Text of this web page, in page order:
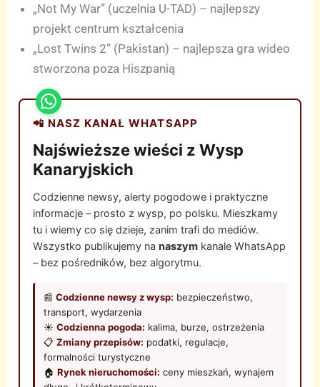
„Not My War” (uczelnia U-TAD) – najlepszy
projekt centrum kształcenia
„Lost Twins 2” (Pakistan) – najlepsza gra wideo
stworzona poza Hiszpanią
📲 NASZ KANAŁ WHATSAPP
Najświeższe wieści z Wysp
Kanaryjskich
Codzienne newsy, alerty pogodowe i praktyczne
informacje – prosto z wysp, po polsku. Mieszkamy
tu i wiemy co się dzieje, zanim trafi do mediów.
Wszystko publikujemy nanaszym kanale WhatsApp
– bez pośredników, bez algorytmu.
📰Codzienne newsy z wysp: bezpieczeństwo,
transport, wydarzenia
☀️Codzienna pogoda: kalima, burze, ostrzeżenia
📋Zmiany przepisów: podatki, regulacje,
formalności turystyczne
🏠Rynek nieruchomości: ceny mieszkań, wynajem